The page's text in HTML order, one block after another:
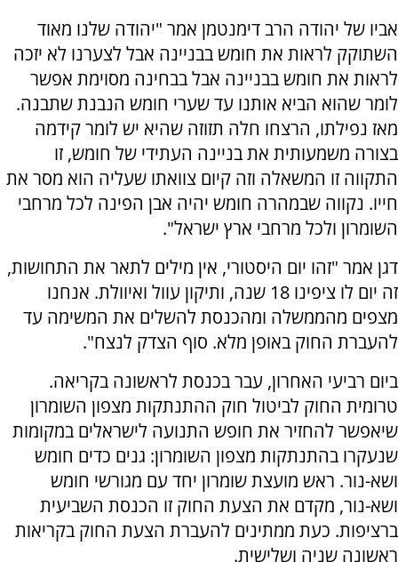
אביו של יהודה הרב דימנטמן אמר "יהודה שלנו מאוד
השתוקק לראות את חומש בבניינה אבל לצערנו לא יזכה
לראות את חומש בבניינה אבל בבחינה מסוימת אפשר
לומר שהוא הביא אותנו עד שערי חומש הנבנת שתבנה.
מאז נפילתו, הרצחו חלה תזוזה שהיא יש לומר קידמה
בצורה משמעותית את בניינה העתידי של חומש, זו
התקווה זו המשאלה וזה קיום צוואתו שעליה הוא מסר את
חייו. נקווה שבמהרה חומש יהיה אבן הפינה לכל מרחבי
השומרון ולכל מרחבי ארץ ישראל".
דגן אמר "זהו יום היסטורי, אין מילים לתאר את התחושות,
זה יום לו ציפינו 18 שנה, ותיקון עוול ואיוולת. אנחנו
מצפים מהממשלה ומהכנסת להשלים את המשימה עד
להעברת החוק באופן מלא. סוף הצדק לנצח".
ביום רביעי האחרון, עבר בכנסת לראשונה בקריאה.
טרומית החוק לביטול חוק ההתנתקות מצפון השומרון
שיאפשר להחזיר את חופש התנועה לישראלים במקומות
שנעקרו בהתנתקות מצפון השומרון: גנים כדים חומש
ושא-נור. ראש מועצת שומרון יחד עם מגורשי חומש
ושא-נור, מקדם את הצעת החוק זו הכנסת השביעית
ברציפות. כעת ממתינים להעברת הצעת החוק בקריאות
ראשונה שניה ושלישית.